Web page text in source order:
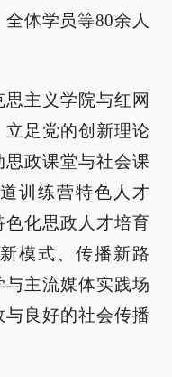
体学员等80余人
主义学院与红网
足党的创新理论
政课堂与社会课
训练营特色人才
化思政人才培育
模式、传播新路
主流媒体实践场
良好的社会传播